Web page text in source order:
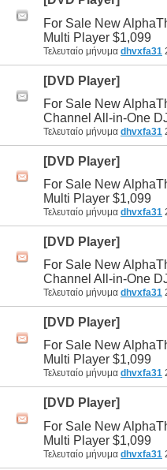
For Sale New
Multi Player $1,099
Τελευταίο μήνυμα dhvxfa31
[DVD Player]
For Sale New
Channel All-in-One
Τελευταίο μήνυμα dhvxfa31
[DVD Player]
For Sale New
Multi Player $1,099
Τελευταίο μήνυμα dhvxfa31
[DVD Player]
For Sale New
Channel All-in-One
Τελευταίο μήνυμα dhvxfa31
[DVD Player]
For Sale New
Multi Player $1,099
Τελευταίο μήνυμα dhvxfa31
[DVD Player]
For Sale New
Multi Player $1,099
Τελευταίο μήνυμα dhvxfa31